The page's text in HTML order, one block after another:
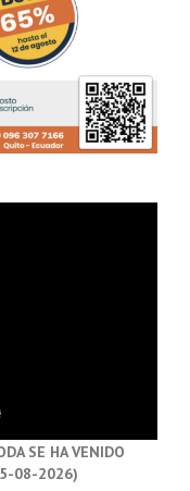
SE HA VENIDO
08-2026)